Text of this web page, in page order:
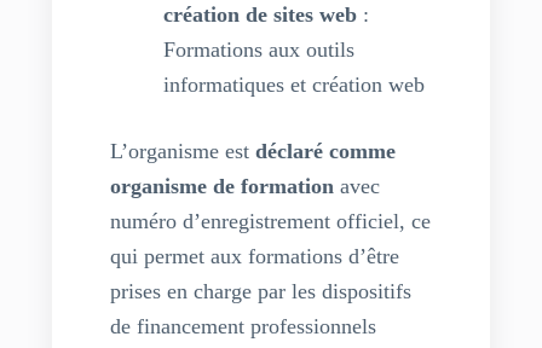
création de sites web:
Formations aux outils
informatiques et création web
L’organisme est déclaré comme
organisme de formationavec
numéro d’enregistrement officiel, ce
qui permet aux formations d’être
prises en charge par les dispositifs
de financement professionnels